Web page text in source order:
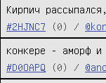
Кирпич
#2HJNC7
(0) /
конкере - аморф и
#D0OAPQ
(0) /